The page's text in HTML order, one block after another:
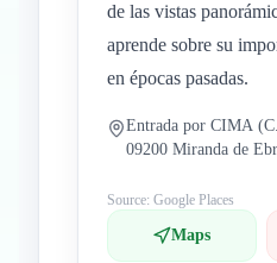
de las vistas
aprende sobre su
en épocas pasadas.
Entrada por CIMA
09200 Miranda de
Source: Google Places
Maps